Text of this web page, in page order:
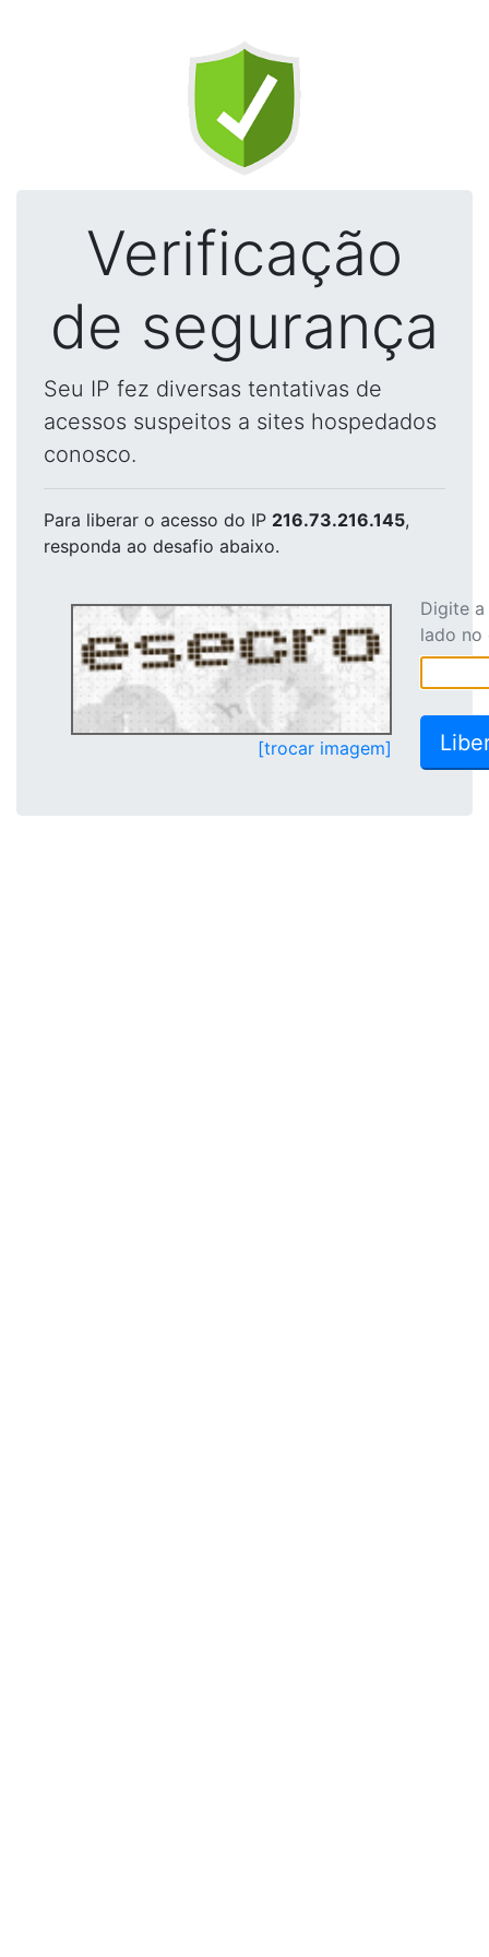
Verificação
de segurança
Seu IP fez diversas tentativas de
acessos suspeitos a sites hospedados
conosco.
Para liberar o acesso do IP 216.73.216.145,
responda ao desafio abaixo.
[trocar imagem]
Digite
lado no